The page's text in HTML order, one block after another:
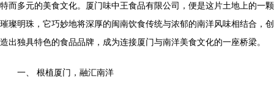
特而多元的美食文化。厦门味中王食品有限公司，便是这片土地上的一颗
璀璨明珠，它巧妙地将深厚的闽南饮食传统与浓郁的南洋风味相结合，创
造出独具特色的食品品牌，成为连接厦门与南洋美食文化的一座桥梁。
一、 根植厦门，融汇南洋